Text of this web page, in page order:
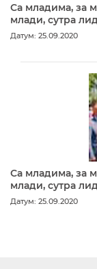
Са младима, за
млади, сутра
Датум: 25.09.2020
Са младима, за
млади, сутра
Датум: 25.09.2020